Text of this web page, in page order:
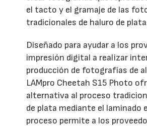
el tacto y el gramaje de las
tradicionales de haluro de
Diseñado para ayudar a los
impresión digital a realizar
producción de fotografías de
LAMpro Cheetah S15 Photo
alternativa al proceso
de plata mediante el laminado
proceso permite a los